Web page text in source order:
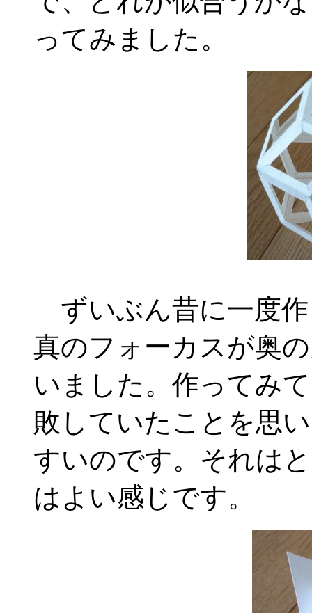
ってみました。
ずいぶん昔に一度
真のフォーカスが奥
いました。作ってみ
敗していたことを思
すいのです。それは
はよい感じです。